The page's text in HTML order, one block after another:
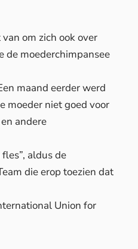
om zich ook over
de moederchimpansee
maand eerder werd
moeder niet goed voor
andere
aldus de
die erop toezien dat
Union for